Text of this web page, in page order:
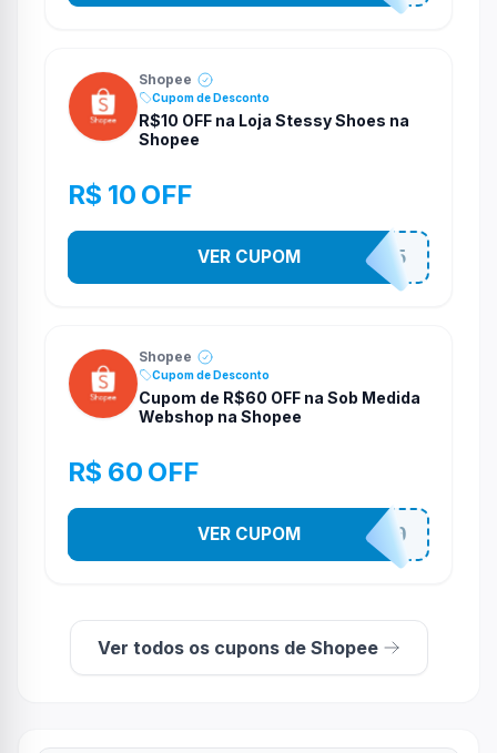
Shopee
Cupom de Desconto
R$10 OFF na Loja Stessy Shoes na
Shopee
R$ 10 OFF
STES2525
VER CUPOM
Shopee
Cupom de Desconto
Cupom de R$60 OFF na Sob Medida
Webshop na Shopee
R$ 60 OFF
SOBM60400
VER CUPOM
Ver todos os cupons de Shopee